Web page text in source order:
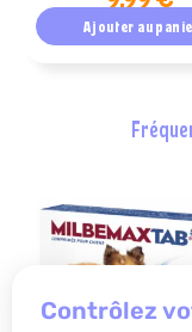
Ajouter au
contrôlez